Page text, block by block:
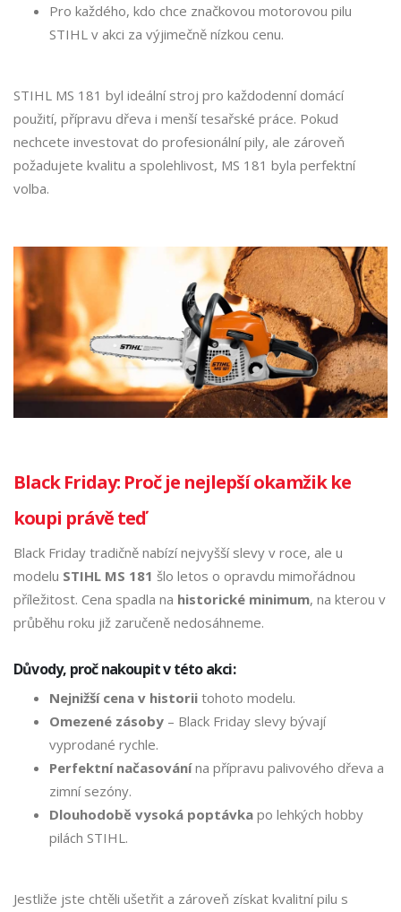
Pro každého, kdo chce značkovou motorovou pilu
STIHL v akci za výjimečně nízkou cenu.
STIHL MS 181 byl ideální stroj pro každodenní domácí
použití, přípravu dřeva i menší tesařské práce. Pokud
nechcete investovat do profesionální pily, ale zároveň
požadujete kvalitu a spolehlivost, MS 181 byla perfektní
volba.
Black Friday: Proč je nejlepší okamžik ke
koupi právě teď
Black Friday tradičně nabízí nejvyšší slevy v roce, ale u
modelu STIHL MS 181 šlo letos o opravdu mimořádnou
příležitost. Cena spadla na historické minimum, na kterou v
průběhu roku již zaručeně nedosáhneme.
Důvody, proč nakoupit v této akci:
Nejnižší cena v historii tohoto modelu.
Omezené zásoby – Black Friday slevy bývají
vyprodané rychle.
Perfektní načasovánína přípravu palivového dřeva a
zimní sezóny.
Dlouhodobě vysoká poptávka po lehkých hobby
pilách STIHL.
Jestliže jste chtěli ušetřit a zároveň získat kvalitní pilu s